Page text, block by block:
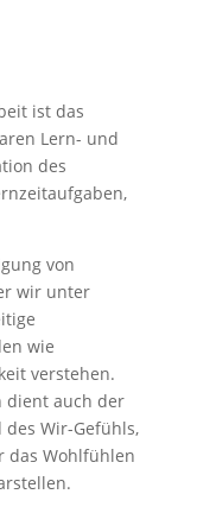
ist das
Lern- und
des
von
wir unter
wie
verstehen.
dient auch der
Wir-Gefühls,
das Wohlfühlen